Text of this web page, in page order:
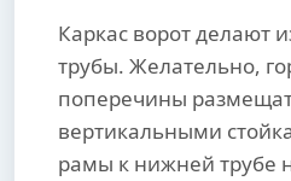
Каркас ворот делают
трубы. Желательно,
поперечины
вертикальными
рамы к нижней трубе